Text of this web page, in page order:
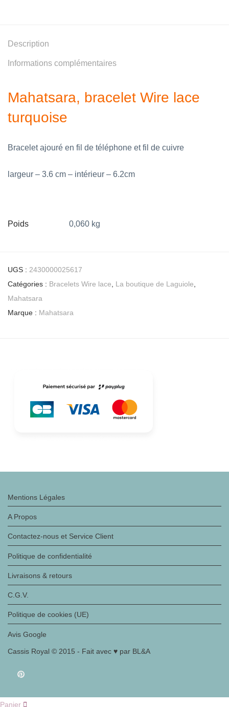
Description
Informations complémentaires
Mahatsara, bracelet Wire lace
turquoise
Bracelet ajouré en fil de téléphone et fil de cuivre
largeur – 3.6 cm – intérieur – 6.2cm
Poids 0,060 kg
UGS : 2430000025617
Catégories : Bracelets Wire lace La boutique de Laguiole
Mahatsara
Marque : Mahatsara
Mentions Légales
A Propos
Contactez-nous et Service Client
Politique de confidentialité
Livraisons & retours
C.G.V.
Politique de cookies (UE)
Avis Google
Cassis Royal © 2015 - Fait avec ♥ par BL&A
Panier